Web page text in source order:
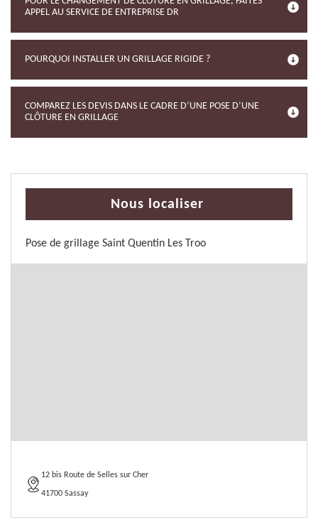
APPEL AU SERVICE DE ENTREPRISE DR
POURQUOI INSTALLER UN GRILLAGE RIGIDE ?
COMPAREZ LES DEVIS DANS LE CADRE D’UNE POSE D’UNE
CLÔTURE EN GRILLAGE
Nous localiser
Pose de grillage Saint Quentin Les Troo
12 bis Route de Selles sur Cher
41700 Sassay